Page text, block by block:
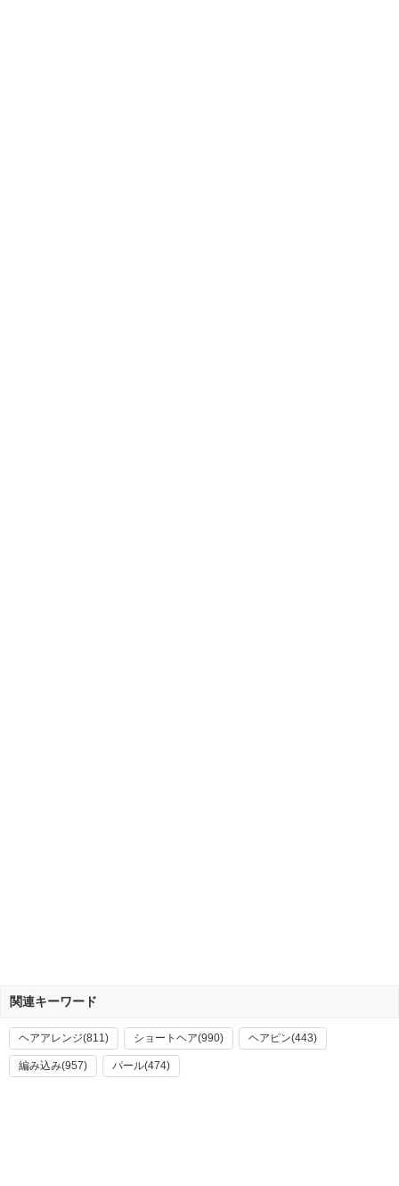
関連キーワード
ヘアアレンジ(811) ショートヘア(990) ヘアピン(443)
編み込み(957) パール(474)